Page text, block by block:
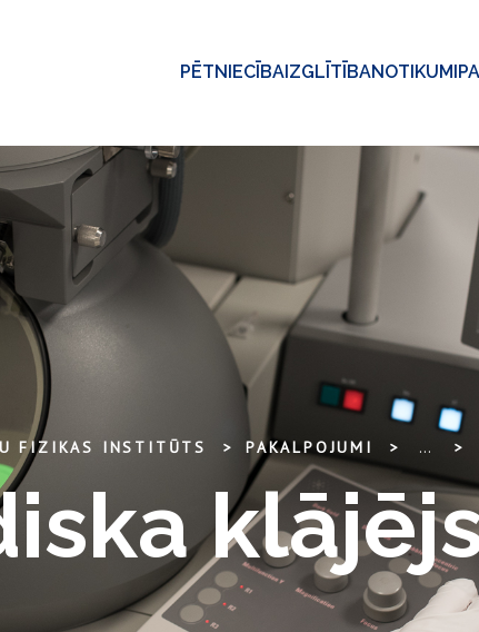
PĒTNIECĪBAIZGLĪTĪBANOTIKUMI
FIZIKAS INSTITŪTS PAKALPOJUMI ...